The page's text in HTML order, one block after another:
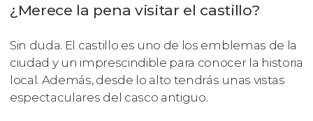
¿Merece la pena visitar el castillo?
Sin duda. El castillo es uno de los emblemas de la
ciudad y un imprescindible para conocer la historia
local. Además, desde lo alto tendrás unas vistas
espectaculares del casco antiguo.